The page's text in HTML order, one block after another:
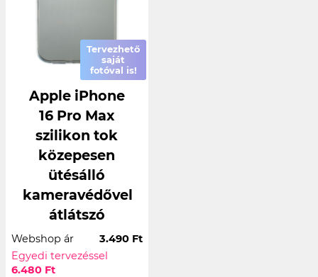
Tervezhető
saját
fotóval is!
Apple iPhone
16 Pro Max
szilikon tok
közepesen
ütésálló
kameravédővel
átlátszó
Webshop ár
3.490 Ft
Egyedi tervezéssel
6.480 Ft